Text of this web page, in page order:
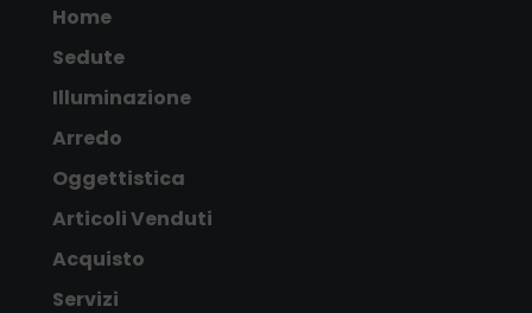
Home
Sedute
Illuminazione
Arredo
Oggettistica
Articoli Venduti
Acquisto
Servizi